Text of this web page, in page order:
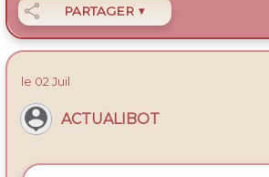
 PARTAGER ▼
le 02 Juil
ACTUALIBOT